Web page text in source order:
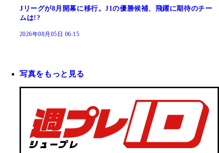
Jリーグが8月開幕に移行。J1の優勝候補、飛躍に期待のチー
ムは!?
2026年08月05日 06:15
写真をもっと見る